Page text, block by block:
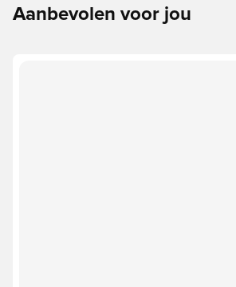
Aanbevolen voor jou